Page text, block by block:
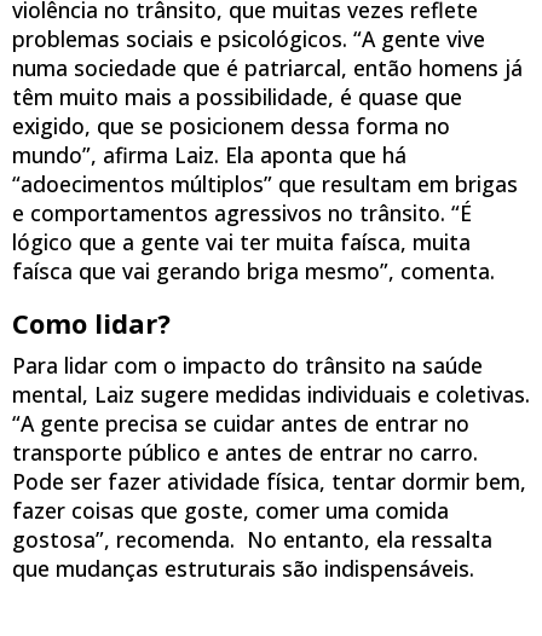
violência no trânsito, que muitas vezes reflete
problemas sociais e psicológicos. “A gente vive
numa sociedade que é patriarcal, então homens já
têm muito mais a possibilidade, é quase que
exigido, que se posicionem dessa forma no
mundo”, afirma Laiz. Ela aponta que há
“adoecimentos múltiplos” que resultam em brigas
e comportamentos agressivos no trânsito. “É
lógico que a gente vai ter muita faísca, muita
faísca que vai gerando briga mesmo”, comenta.
Como lidar?
Para lidar com o impacto do trânsito na saúde
mental, Laiz sugere medidas individuais e coletivas.
“A gente precisa se cuidar antes de entrar no
transporte público e antes de entrar no carro.
Pode ser fazer atividade física, tentar dormir bem,
fazer coisas que goste, comer uma comida
gostosa”, recomenda. No entanto, ela ressalta
que mudanças estruturais são indispensáveis.